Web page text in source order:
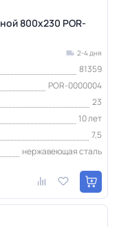
800х230 POR-
2-4 дня
81359
POR-0000004
23
10 лет
7,5
нержавеющая сталь